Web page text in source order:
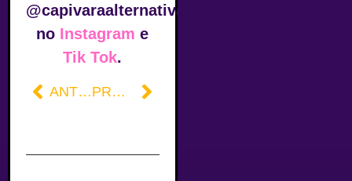
@capivaraalternativa
no Instagram e
Tik Tok.
ANTERIOR PRÓXIMO